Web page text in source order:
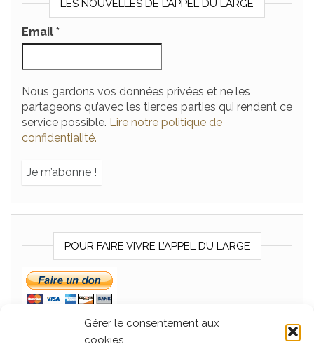
Gérer le consentement aux
cookies
LES NOUVELLES DE L’APPEL DU LARGE
Email *
Nous gardons vos données privées et ne les
partageons qu’avec les tierces parties qui rendent ce
service possible. Lire notre politique de
confidentialité.
POUR FAIRE VIVRE L’APPEL DU LARGE